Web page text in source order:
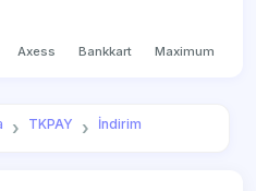
Axess Bankkart Maximum
TKPAY İndirim